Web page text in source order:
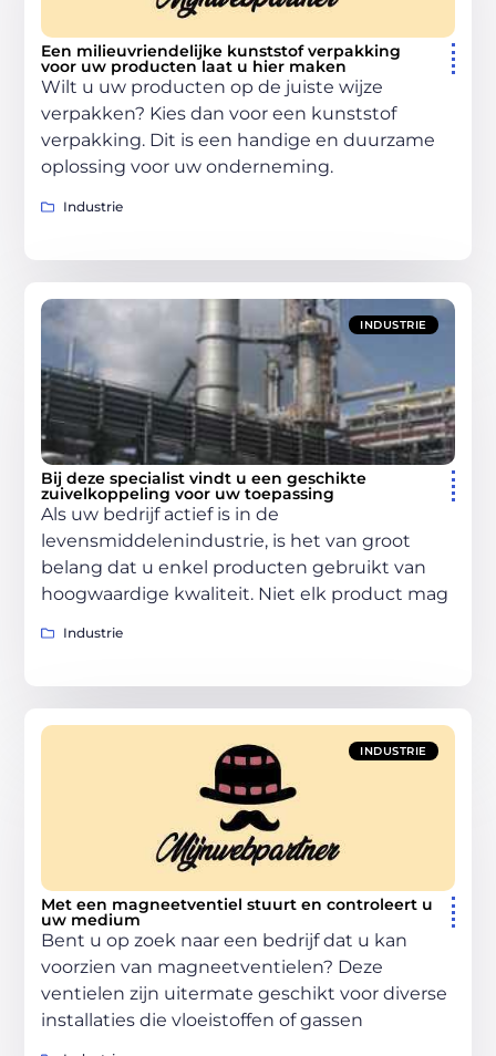
Een milieuvriendelijke kunststof verpakking
voor uw producten laat u hier maken
Wilt u uw producten op de juiste wijze
verpakken? Kies dan voor een kunststof
verpakking. Dit is een handige en duurzame
oplossing voor uw onderneming.
Industrie
INDUSTRIE
Bij deze specialist vindt u een geschikte
zuivelkoppeling voor uw toepassing
Als uw bedrijf actief is in de
levensmiddelenindustrie, is het van groot
belang dat u enkel producten gebruikt van
hoogwaardige kwaliteit. Niet elk product mag
Industrie
INDUSTRIE
Met een magneetventiel stuurt en controleert u
uw medium
Bent u op zoek naar een bedrijf dat u kan
voorzien van magneetventielen? Deze
ventielen zijn uitermate geschikt voor diverse
installaties die vloeistoffen of gassen